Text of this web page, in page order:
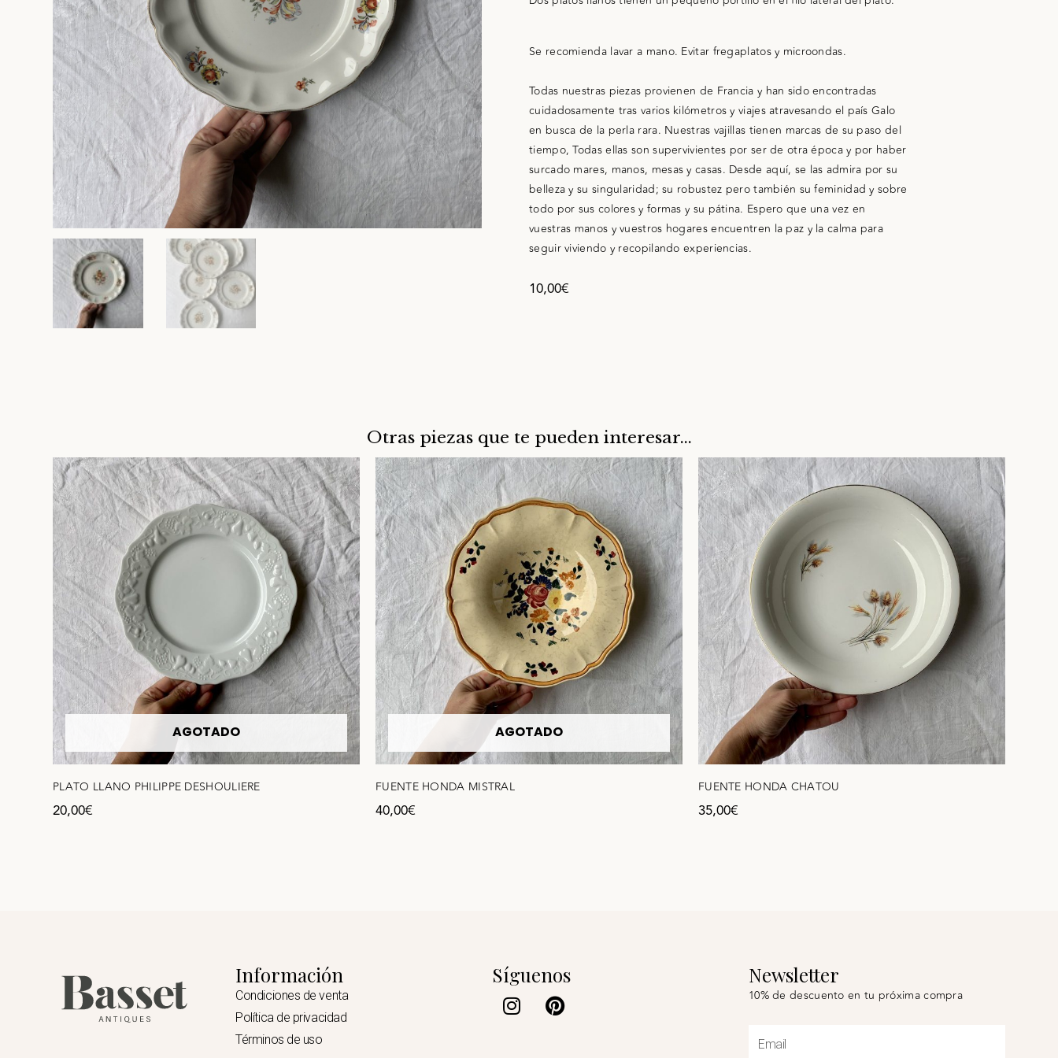
Se recomienda lavar a mano. Evitar fregaplatos y microondas.
Todas nuestras piezas provienen de Francia y han sido encontradas
cuidadosamente tras varios kilómetros y viajes atravesando el país Galo
en busca de la perla rara. Nuestras vajillas tienen marcas de su paso del
tiempo, Todas ellas son supervivientes por ser de otra época y por haber
surcado mares, manos, mesas y casas. Desde aquí, se las admira por su
belleza y su singularidad; su robustez pero también su feminidad y sobre
todo por sus colores y formas y su pátina. Espero que una vez en
vuestras manos y vuestros hogares encuentren la paz y la calma para
seguir viviendo y recopilando experiencias.
10,00€
Otras piezas que te pueden interesar...
AGOTADO
PLATO LLANO PHILIPPE DESHOULIERE
20,00€
AGOTADO
FUENTE HONDA MISTRAL
40,00€
FUENTE HONDA CHATOU
35,00€
Información
Condiciones de venta
Política de privacidad
Términos de uso
Síguenos
Instagram
Pinterest
Newsletter
10% de descuento en tu próxima compra
Email